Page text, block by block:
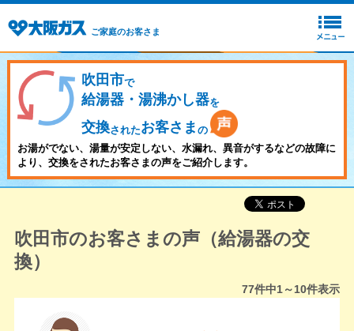
ご家庭のお客さま
吹田市で
給湯器・湯沸かし器を
交換されたお客さま の
お湯がでない、湯量が安定しない、水漏れ、異音がするなどの故障に
より、交換をされたお客さまの声をご紹介します。
吹田市のお客さまの声（給湯器の交
換）
77件中1～10件表示